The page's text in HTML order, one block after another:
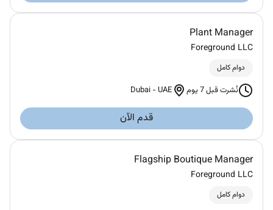
Plant Manager
Foreground LLC
دوام كامل
نُشرت قبل 7 يوم Dubai -UAE
قدم الآن
Flagship Boutique Manager
Foreground LLC
دوام كامل